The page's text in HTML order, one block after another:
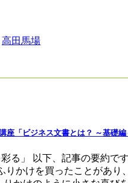
高田馬場
「ビジネス文書とは？ ～基礎編
る」 以下、記事の要約
かけを買ったことがあ